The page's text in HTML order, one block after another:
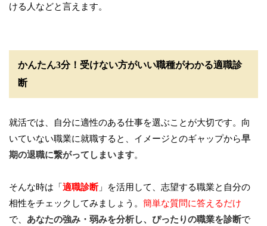
ける人などと言えます。
かんたん3分！受けない方がいい職種がわかる適職診
断
就活では、自分に適性のある仕事を選ぶことが大切です。向
いていない職業に就職すると、イメージとのギャップから早
期の退職に繋がってしまいます。
そんな時は「適職診断」を活用して、志望する職業と自分の
相性をチェックしてみましょう。 簡単な質問に答えるだけ
で、 あなたの強み・弱みを分析し、ぴったりの職業を診断で